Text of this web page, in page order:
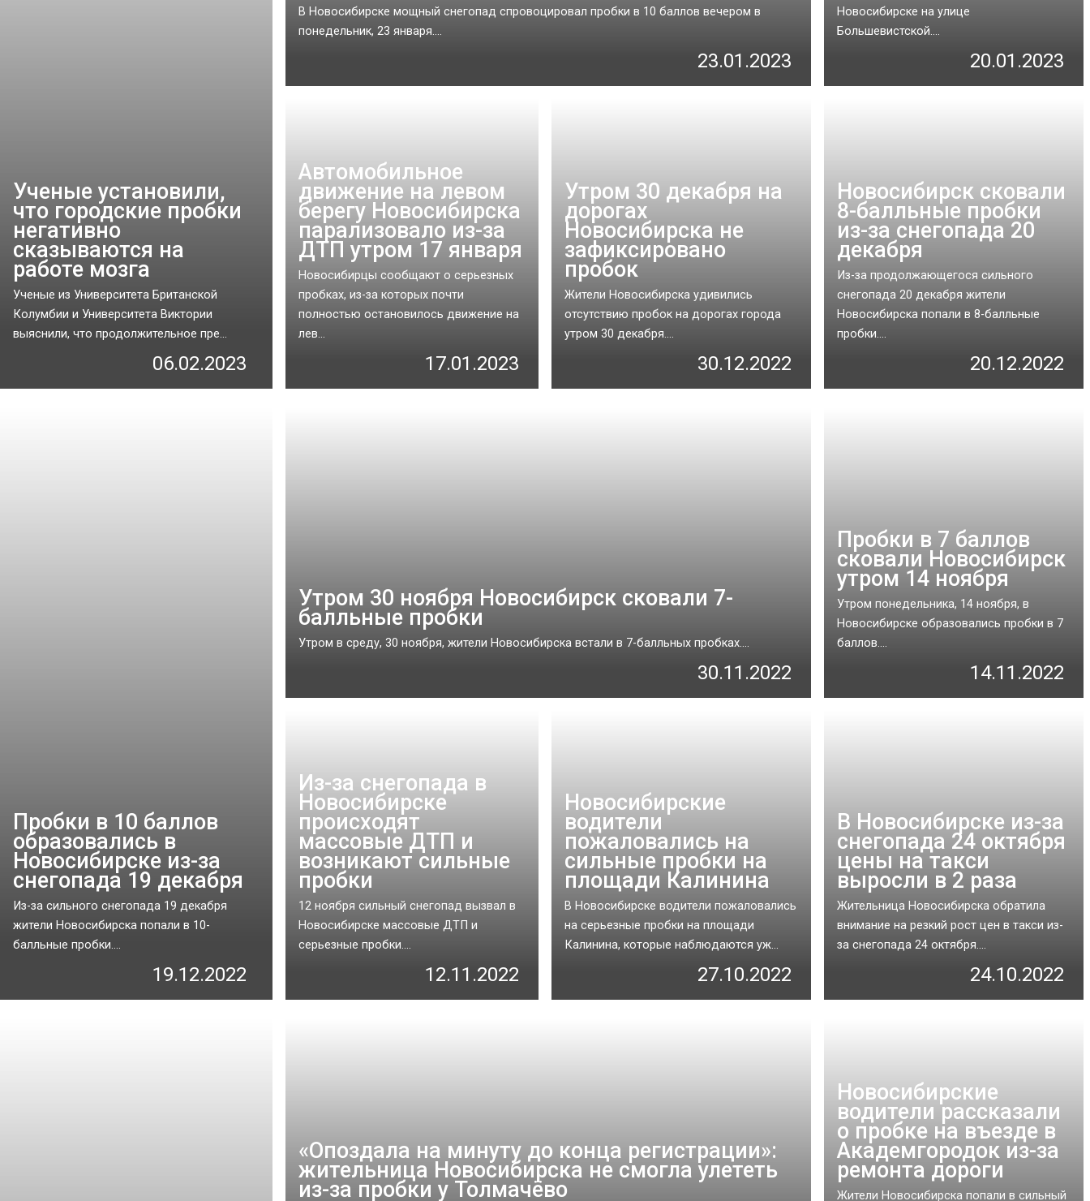
Ученые установили,
что городские пробки
негативно
сказываются на
работе мозга
Ученые из Университета Британской
Колумбии и Университета Виктории
выяснили, что продолжительное пре...
06.02.2023
В Новосибирске мощный снегопад спровоцировал пробки в 10 баллов вечером в
понедельник, 23 января....
23.01.2023
Новосибирске на улице
Большевистской....
20.01.2023
Автомобильное
движение на левом
берегу Новосибирска
парализовало из-за
ДТП утром 17 января
Новосибирцы сообщают о серьезных
пробках, из-за которых почти
полностью остановилось движение на
лев...
17.01.2023
Утром 30 декабря на
дорогах
Новосибирска не
зафиксировано
пробок
Жители Новосибирска удивились
отсутствию пробок на дорогах города
утром 30 декабря....
30.12.2022
Новосибирск сковали
8-балльные пробки
из-за снегопада 20
декабря
Из-за продолжающегося сильного
снегопада 20 декабря жители
Новосибирска попали в 8-балльные
пробки....
20.12.2022
Пробки в 10 баллов
образовались в
Новосибирске из-за
снегопада 19 декабря
Из-за сильного снегопада 19 декабря
жители Новосибирска попали в 10-
балльные пробки....
19.12.2022
Утром 30 ноября Новосибирск сковали 7-
балльные пробки
Утром в среду, 30 ноября, жители Новосибирска встали в 7-балльных пробках....
30.11.2022
Пробки в 7 баллов
сковали Новосибирск
утром 14 ноября
Утром понедельника, 14 ноября, в
Новосибирске образовались пробки в 7
баллов....
14.11.2022
Из-за снегопада в
Новосибирске
происходят
массовые ДТП и
возникают сильные
пробки
12 ноября сильный снегопад вызвал в
Новосибирске массовые ДТП и
серьезные пробки....
12.11.2022
Новосибирские
водители
пожаловались на
сильные пробки на
площади Калинина
В Новосибирске водители пожаловались
на серьезные пробки на площади
Калинина, которые наблюдаются уж...
27.10.2022
В Новосибирске из-за
снегопада 24 октября
цены на такси
выросли в 2 раза
Жительница Новосибирска обратила
внимание на резкий рост цен в такси из-
за снегопада 24 октября....
24.10.2022
«Опоздала на минуту до конца регистрации»:
жительница Новосибирска не смогла улететь
из-за пробки у Толмачёво
Новосибирские
водители рассказали
о пробке на въезде в
Академгородок из-за
ремонта дороги
Жители Новосибирска попали в сильный